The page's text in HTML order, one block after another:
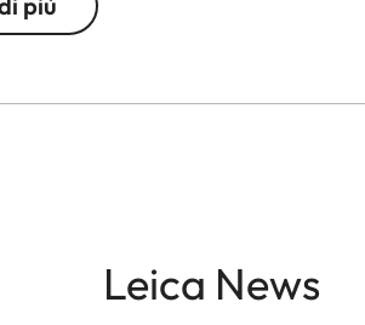
a fuoco ravvicinata di soli 1,80
Leica News